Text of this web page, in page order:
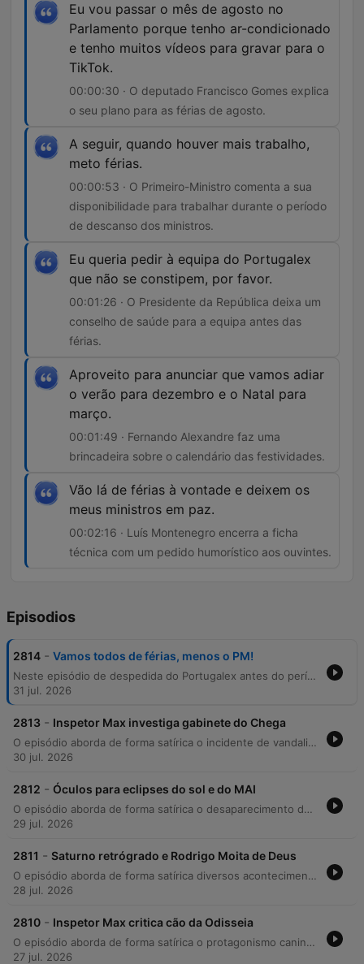
Eu vou passar o mês de agosto no
Parlamento porque tenho ar-condicionado
e tenho muitos vídeos para gravar para o
TikTok.
00:00:30 · O deputado Francisco Gomes explica
o seu plano para as férias de agosto.
A seguir, quando houver mais trabalho,
meto férias.
00:00:53 · O Primeiro-Ministro comenta a sua
disponibilidade para trabalhar durante o período
de descanso dos ministros.
Eu queria pedir à equipa do Portugalex
que não se constipem, por favor.
00:01:26 · O Presidente da República deixa um
conselho de saúde para a equipa antes das
férias.
Aproveito para anunciar que vamos adiar
o verão para dezembro e o Natal para
março.
00:01:49 · Fernando Alexandre faz uma
brincadeira sobre o calendário das festividades.
Vão lá de férias à vontade e deixem os
meus ministros em paz.
00:02:16 · Luís Montenegro encerra a ficha
técnica com um pedido humorístico aos ouvintes.
Episodios
2814 - Vamos todos de férias, menos o PM!
Neste episódio de despedida do Portugalex antes do período de férias, o programa abre as linhas para ouvir os planos de agosto de várias figuras públicas. Entre participações humorísticas de deputados e ministros, o episódio aborda temas como a permanência no Parlamento, planos de descanso em montes com piscina e sugestões irónicas sobre o adiamento de datas festivas.
31 jul. 2026
2813 - Inspetor Max investiga gabinete do Chega
O episódio aborda de forma satírica o incidente de vandalismo no gabinete de André Ventura na Assembleia da República, explorando as alegações sobre o desaparecimento de documentos e a presença de figuras políticas no local. O conteúdo utiliza o humor para comentar as tensões entre o Chega e o Governo, mencionando supostas provas envolvendo Luís Neves e Luís Montenegro. A segunda parte do programa discute as novas medidas de pagamento anunciadas pelo Ministério da Educação para professores, focando na reação crítica da FENPROF aos valores propostos por resposta classificada ou prova reavaliada. O tom é marcado pela ironia em relação às políticas públicas e à gestão de recursos no setor educativo.
30 jul. 2026
2812 - Óculos para eclipses do sol e do MAI
O episódio aborda de forma satírica o desaparecimento dos exames do ensino secundário, comparando o fenómeno a um eclipse solar iminente. Através de participações de ouvintes e uma breve intervenção de Luís Montenegro, discute-se também a substituição do programa 'A Nossa Tarde', de Tânia Ribas de Oliveira, por um novo concurso televisivo. A conversa explora o impacto cultural da mudança na programação, com testemunhos que relembram o conteúdo peculiar de programas de variedades e a nostalgia por formatos mais utilitários ou emocionalmente impactantes.
29 jul. 2026
2811 - Saturno retrógrado e Rodrigo Moita de Deus
O episódio aborda de forma satírica diversos acontecimentos da atualidade portuguesa, começando com uma crítica ao comportamento de influenciadores no evento Sturil Open. O conteúdo explora temas como a suposta infantilização dos jovens e o desaparecimento misterioso de provas de exames num barracão, atribuído ironicamente a um buraco negro. A narrativa percorre ainda notícias sobre figuras políticas e escândalos envolvendo apreensões de substâncias ilícitas por parte da Polícia Judiciária, utilizando o humor para comentar a relação entre empreiteiros e membros do governo.
28 jul. 2026
2810 - Inspetor Max critica cão da Odisseia
O episódio aborda de forma satírica o protagonismo canino no cinema e na televisão, comparando o sucesso do podengo português no filme Odisseia com a longa carreira do cão Inspector Max. A conversa explora as supostas reivindicações de reconhecimento do animal e a sua experiência em múltiplas temporadas televisivas. A narrativa transita para uma crítica humorística sobre a gestão de recursos públicos, abordando falhas na frota do Inem e propostas absurdas para suprir a falta de profissionais de saúde e educação. O conteúdo utiliza o personagem Inspector Max como elemento central para satirizar crises institucionais e a busca por soluções improvisadas no setor público.
27 jul. 2026